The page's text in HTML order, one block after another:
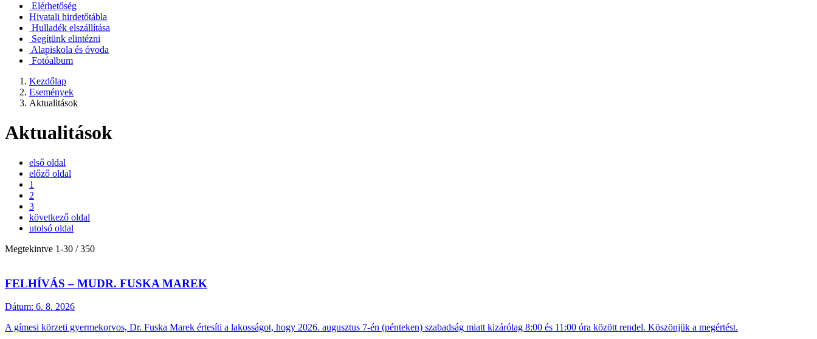
Elérhetőség
Hivatali hirdetőtábla
Hulladék elszállítása
Segítünk elintézni
Alapiskola és óvoda
Fotóalbum
Kezdőlap
Események
Aktualitások
Aktualitások
első oldal
előző oldal
1
2
3
következő oldal
utolsó oldal
Megtekintve 1-30 / 350
FELHÍVÁS – MUDR. FUSKA MAREK
Dátum: 6. 8. 2026
A gímesi körzeti gyermekorvos, Dr. Fuska Marek értesíti a lakosságot, hogy 2026. augusztus 7-én (pénteken) szabadság miatt kizárólag 8:00 és 11:00 óra között rendel. Köszönjük a megértést.